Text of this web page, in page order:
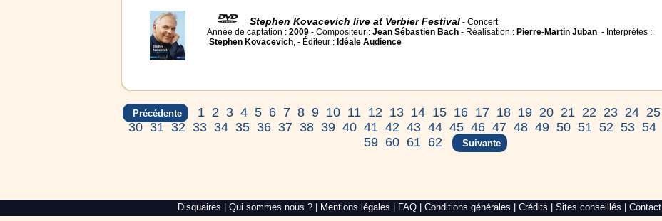
Stephen Kovacevich live at Verbier Festival - Concert
Année de captation : 2009 - Compositeur : Jean Sébastien Bach - Réalisation : Pierre-Martin Juban - Interprètes :
Stephen Kovacevich, - Éditeur : Idéale Audience
Précédente 1 2 3 4 5 6 7 8 9 10 11 12 13 14 15 16 17 18 19 20 21 22 23 24 25
30 31 32 33 34 35 36 37 38 39 40 41 42 43 44 45 46 47 48 49 50 51 52 53 54
59 60 61 62 Suivante
Disquaires Qui sommes nous ? Mentions légales FAQ Conditions générales Crédits Sites conseillés Contact
Web,